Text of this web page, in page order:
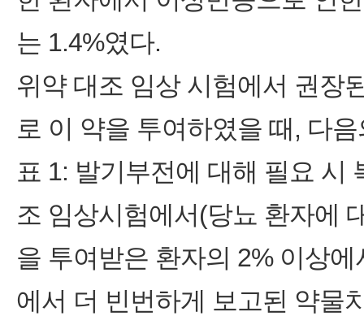
는 1.4%였다.
위약 대조 임상 시험에서 권장
로 이 약을 투여하였을 때, 다
표 1: 발기부전에 대해 필요 시
조 임상시험에서(당뇨 환자에
을 투여받은 환자의 2% 이상
에서 더 빈번하게 보고된 약물